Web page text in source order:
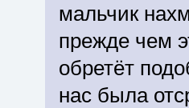
мальчик
прежде чем
обретёт
нас была